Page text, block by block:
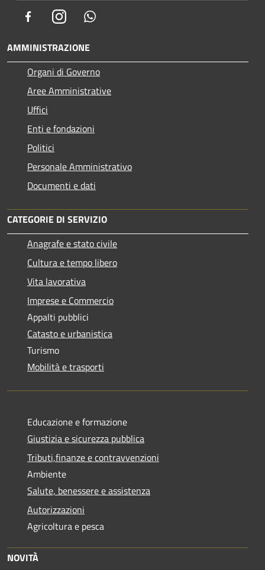
FacebookInstagram
AMMINISTRAZIONE
Organi di Governo
Aree Amministrative
Uffici
Enti e fondazioni
Politici
Personale Amministrativo
Documenti e dati
CATEGORIE DI SERVIZIO
Anagrafe e stato civile
Cultura e tempo libero
Vita lavorativa
Imprese e Commercio
Appalti pubblici
Catasto e urbanistica
Turismo
Mobilità e trasporti
Educazione e formazione
Giustizia e sicurezza pubblica
Tributi,finanze e contravvenzioni
Ambiente
Salute, benessere e assistenza
Autorizzazioni
Agricoltura e pesca
NOVITÀ